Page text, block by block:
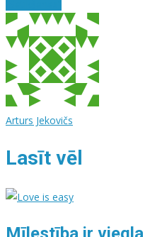
Arturs Jekovičs
Lasīt vēl